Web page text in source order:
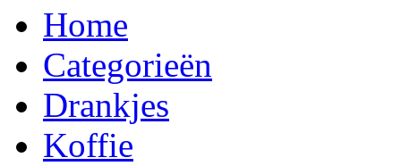
Home
Categorieën
Drankjes
Koffie